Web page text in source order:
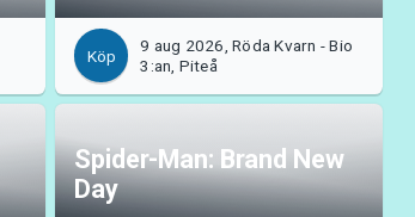
Köp
9 aug 2026, Röda Kvarn - Bio
3:an, Piteå
Spider-Man: Brand New
Day